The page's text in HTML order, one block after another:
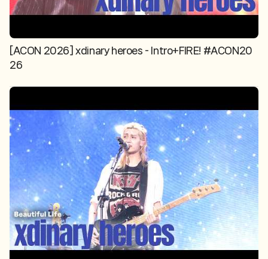
[ACON 2026] xdinary heroes - Intro+FIRE! #ACON20
26